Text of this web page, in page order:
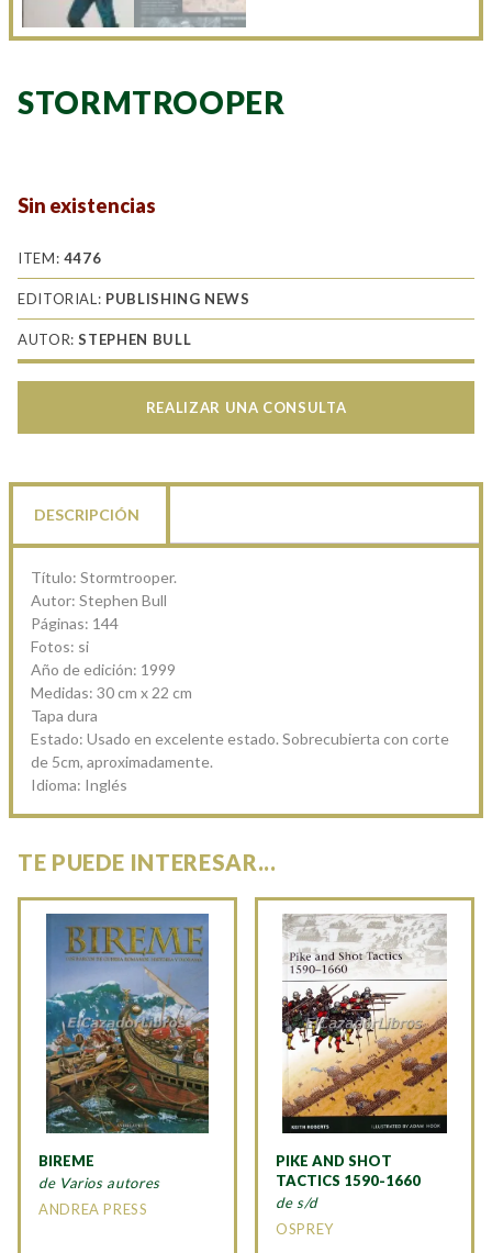
STORMTROOPER
Sin existencias
ITEM: 4476
EDITORIAL: PUBLISHING NEWS
AUTOR:STEPHEN BULL
REALIZAR UNA CONSULTA
DESCRIPCIÓN
Título: Stormtrooper.
Autor: Stephen Bull
Páginas: 144
Fotos: si
Año de edición: 1999
Medidas: 30 cm x 22 cm
Tapa dura
Estado: Usado en excelente estado. Sobrecubierta con corte
de 5cm, aproximadamente.
Idioma: Inglés
TE PUEDE INTERESAR...
BIREME
de Varios autores
ANDREA PRESS
PIKE AND SHOT
TACTICS 1590-1660
de s/d
OSPREY